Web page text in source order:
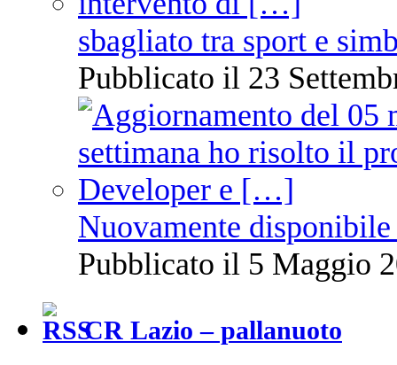
sbagliato tra sport e
Pubblicato il 23
Nuovamente
Pubblicato il 5 Maggio
CR Lazio – pallanuoto